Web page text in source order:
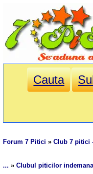
Cauta
Forum 7 Pitici »Club 7 pitici
... »Clubul piticilor